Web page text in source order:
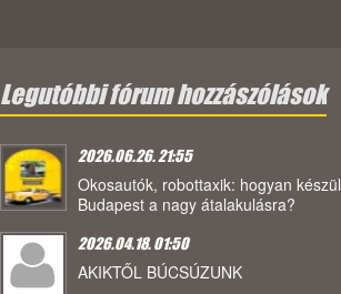
Legutóbbi fórum hozzászólások
2026.06.26. 21:55
Okosautók, robottaxik: hogyan készül
Budapest a nagy átalakulásra?
2026.04.18. 01:50
AKIKTŐL BÚCSÚZUNK